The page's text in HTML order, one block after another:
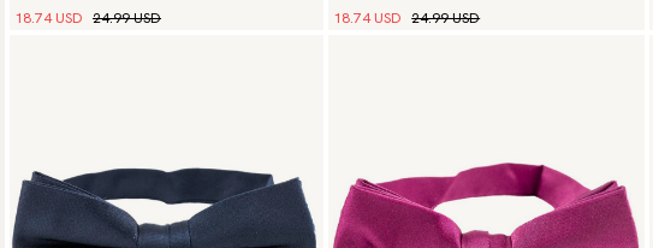
18.74 USD 24.99 USD
18.74 USD 24.99 USD